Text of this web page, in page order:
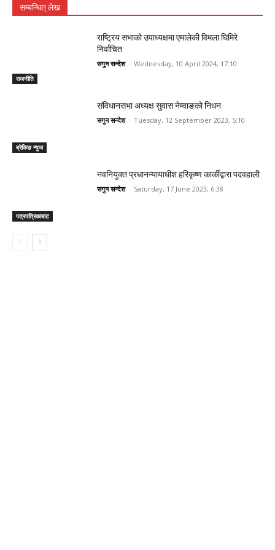
सम्बन्धित् लेख
राजनीति
राष्ट्रिय सभाको उपाध्यक्षमा एमालेकी विमला घिमिरे
निर्वाचित
सगुन सन्देश - Wednesday, 10 April 2024, 17:10
ब्रेकिङ न्युज
संविधानसभा अध्यक्ष सुवास नेम्वाङको निधन
सगुन सन्देश - Tuesday, 12 September 2023, 5:10
पत्रपत्रिकाबाट
नवनियुक्त प्रधानन्यायाधीश हरिकृष्ण कार्कीद्वारा पदवहाली
सगुन सन्देश - Saturday, 17 June 2023, 6:38